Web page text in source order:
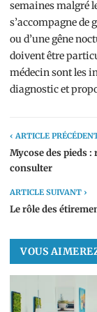
semaines malgré
s’accompagne de
ou d’une gêne
doivent être
médecin sont les
diagnostic et
‹ ARTICLE
Mycose des pieds
consulter
ARTICLE SUIVANT ›
Le rôle des
VOUS